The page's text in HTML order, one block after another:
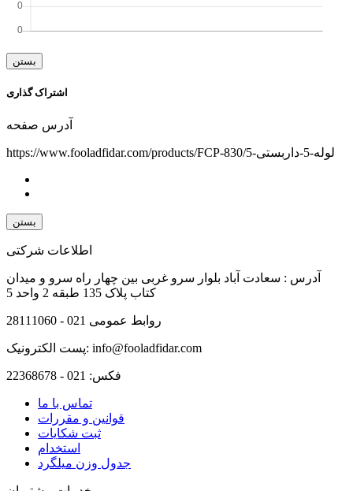
بستن
اشتراک گذاری
آدرس صفحه
https://www.fooladfidar.com/products/FCP-830/لوله-5-داربستی-5
بستن
اطلاعات شرکتی
آدرس : سعادت آباد بلوار سرو غربی بین چهار راه سرو و میدان
کتاب پلاک 135 طبقه 2 واحد 5
روابط عمومی 021 - 28111060
پست الکترونیک: info@fooladfidar.com
فکس: 021 - 22368678
تماس با ما
قوانین و مقررات
ثبت شکایات
استخدام
جدول وزن ميلگرد